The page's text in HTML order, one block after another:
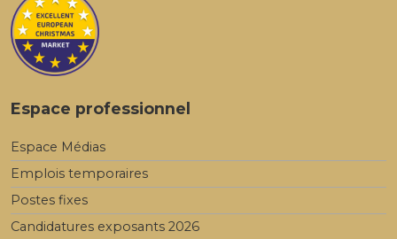
Espace professionnel
Espace Médias
Emplois temporaires
Postes fixes
Candidatures exposants 2026